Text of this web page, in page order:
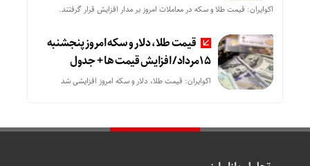
اکوایران: قیمت طلا و سکه در معاملات امروز بر مدار افزایش قرار گرفتند.
قیمت طلا، دلار و سکه امروز پنجشنبه
15مرداد/ افزایش قیمت ها + جدول
اکوایران: قیمت طلا، دلار و سکه امروز افزایشی شد